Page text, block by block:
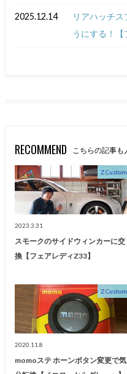
2025.12.14
リアハッチ
うにする！【
RECOMMEND こちらの記事も
Z Custom
2023.3.31
スモークのサイドウィンカーに交
換【フェアレディZ33】
Z Custom
2020.11.8
momoステ ホーンボタン変更で気